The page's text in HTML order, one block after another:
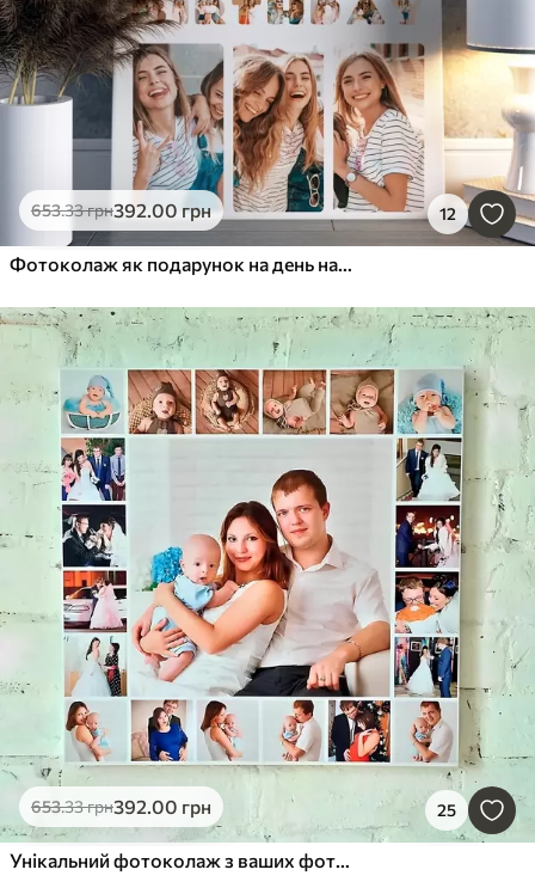
653.33грн392.00 грн 12
Фотоколаж як подарунок на день народження
653.33грн392.00 грн 25
Унікальний фотоколаж з ваших фотографій